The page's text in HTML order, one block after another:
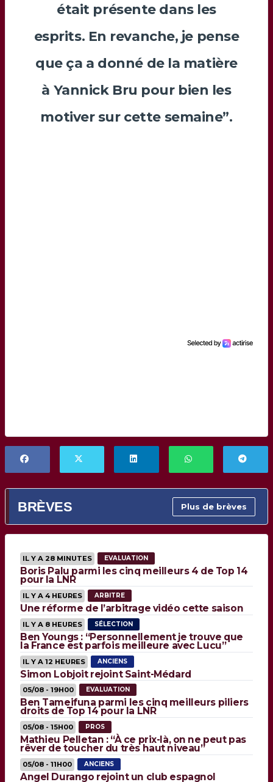
était présente dans les
esprits. En revanche, je pense
que ça a donné de la matière
à Yannick Bru pour bien les
motiver sur cette semaine”.
BRÈVES Plus de brèves
IL Y A 28 MINUTES EVALUATION
Boris Palu parmi les cinq meilleurs 4 de Top 14
pour la LNR
IL Y A 4 HEURES ARBITRE
Une réforme de l’arbitrage vidéo cette saison
IL Y A 8 HEURES SÉLECTION
Ben Youngs : “Personnellement je trouve que
la France est parfois meilleure avec Lucu”
IL Y A 12 HEURES ANCIENS
Simon Lobjoit rejoint Saint-Médard
05/08 - 19H00 EVALUATION
Ben Tameifuna parmi les cinq meilleurs piliers
droits de Top 14 pour la LNR
05/08 - 15H00 PROS
Mathieu Pelletan : “À ce prix-là, on ne peut pas
rêver de toucher du très haut niveau”
05/08 - 11H00 ANCIENS
Angel Durango rejoint un club espagnol